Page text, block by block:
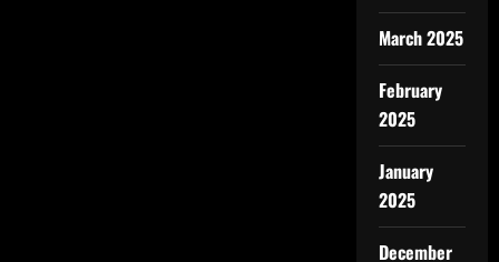
March 2025
February
2025
January
2025
December